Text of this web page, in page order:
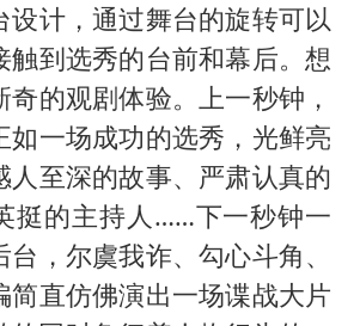
设计，通过舞台的旋转可以
触到选秀的台前和幕后。想
的观剧体验。上一秒钟，
如一场成功的选秀，光鲜亮
人至深的故事、严肃认真的
挺的主持人……下一秒钟一
，尔虞我诈、勾心斗角、
简直仿佛演出一场谍战大片